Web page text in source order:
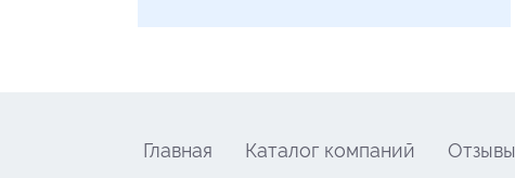
Главная Каталог компаний Отзывы